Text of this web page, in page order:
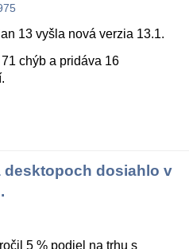
13 vyšla nová verzia 13.1.
chýb a pridáva 16
desktopoch dosiahlo v
5 % podiel na trhu s